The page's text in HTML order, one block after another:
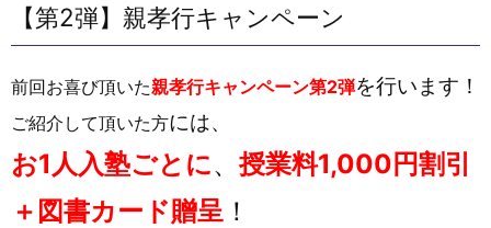
【第2弾】親孝行キャンペーン
前回お喜び頂いた親孝行キャンペーン第2弾を行います！
ご紹介して頂いた方には、
お1人入塾ごとに、授業料1,000円割引
＋図書カード贈呈 ！